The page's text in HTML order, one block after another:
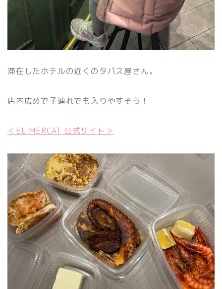
滞在したホテルの近くのタパス屋さん。
店内広めで子連れでも入りやすそう！
＜EL MERCAT 公式サイト＞